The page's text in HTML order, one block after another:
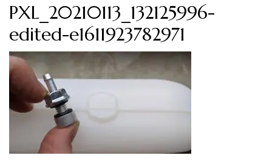
PXL_20210113_132125996-
edited-e1611923782971